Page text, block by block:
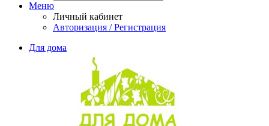
Меню
Личный кабинет
Авторизация / Регистрация
Для дома